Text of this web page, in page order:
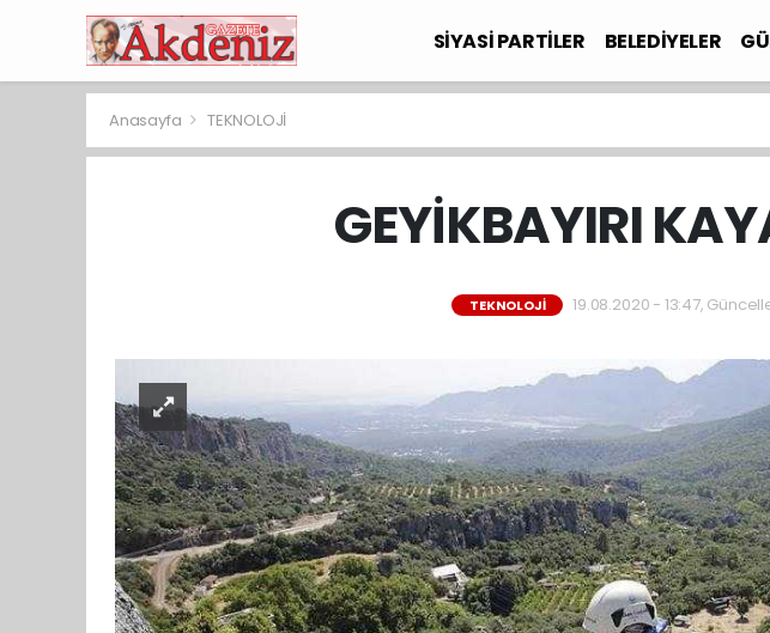
SİYASİ PARTİLER BELEDİYELER
Anasayfa TEKNOLOJİ
GEYİKBAYIRI
TEKNOLOJİ 19.08.2020 - 13:47,